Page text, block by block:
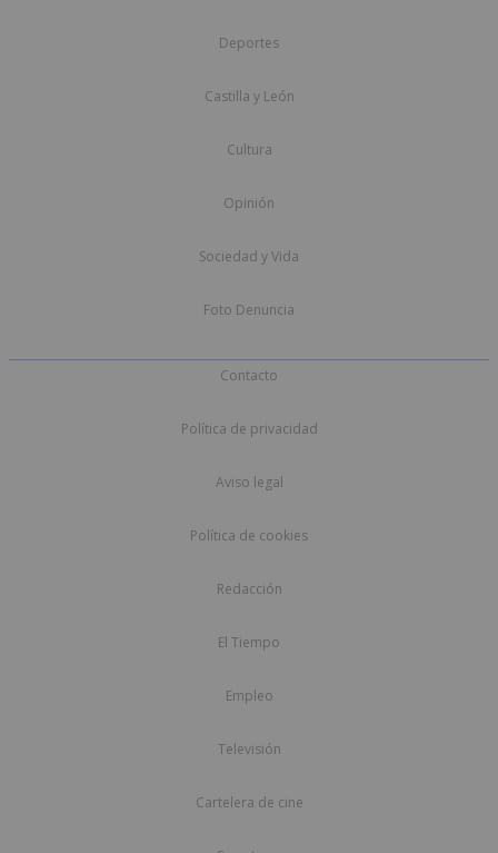
Deportes
Castilla y León
Cultura
Opinión
Sociedad y Vida
Foto Denuncia
Contacto
Política de privacidad
Aviso legal
Política de cookies
Redacción
El Tiempo
Empleo
Televisión
Cartelera de cine